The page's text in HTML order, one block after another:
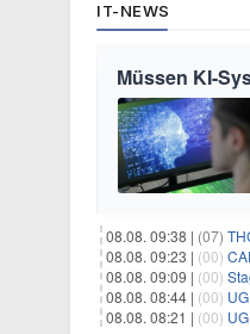
IT-NEWS
Müssen KI-
08.08. 09:38 | (07)
08.08. 09:23 | (00)
08.08. 09:09 | (00)
08.08. 08:44 | (00)
08.08. 08:21 | (00)